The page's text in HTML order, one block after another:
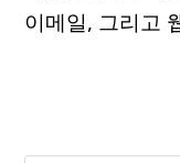
이메일, 그리고